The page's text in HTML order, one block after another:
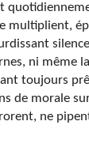
multiplient,
ni même
toujours
de morale
ne